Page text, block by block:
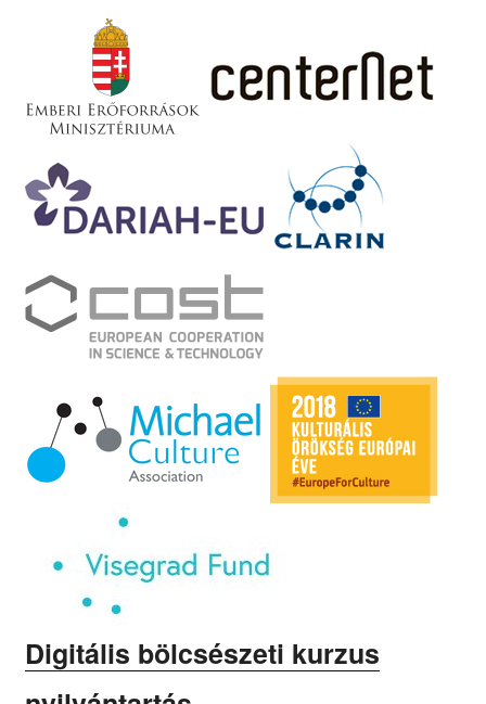
Digitális bölcsészeti kurzus